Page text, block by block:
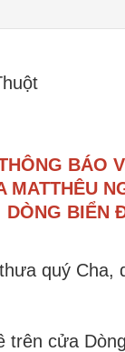
BÁO
MATTHÊU
DÒNG BIỂN
quý
trên cửa